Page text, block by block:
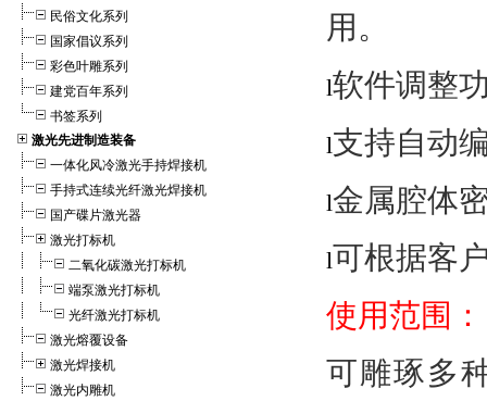
民俗文化系列
国家倡议系列
彩色叶雕系列
建党百年系列
书签系列
激光先进制造装备
一体化风冷激光手持焊接机
手持式连续光纤激光焊接机
国产碟片激光器
激光打标机
二氧化碳激光打标机
端泵激光打标机
光纤激光打标机
激光熔覆设备
激光焊接机
激光内雕机
用。
l软件调整
l支持自动
l金属腔体
l可根据客
使用范围：
可雕琢多